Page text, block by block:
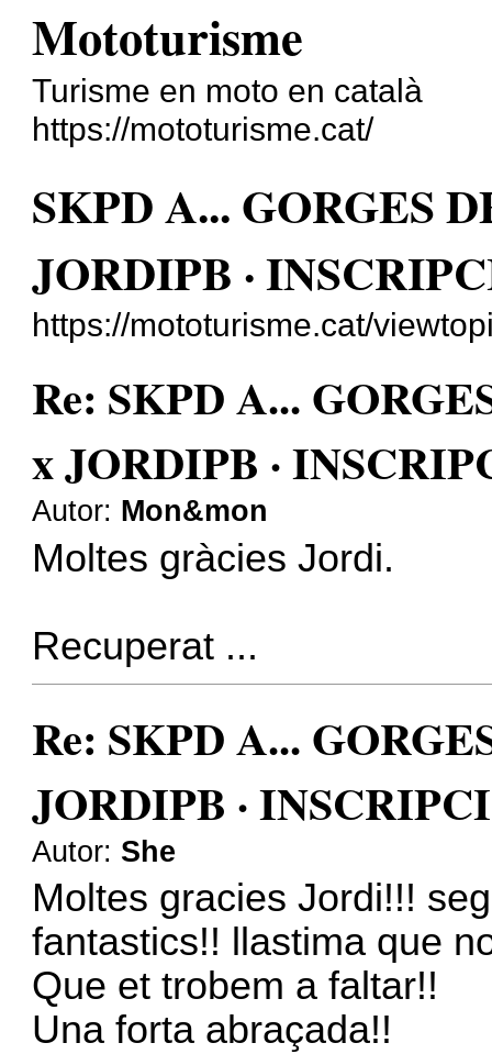
Mototurisme
Turisme en moto en català
https://mototurisme.cat/
SKPD A... GORGES
JORDIPB ·
https://mototurisme.cat/
Re: SKPD A...
x JORDIPB ·
Autor: Mon&mon
Moltes gràcies Jordi.
Recuperat ...
Re: SKPD A...
JORDIPB ·
Autor: She
Moltes gracies Jordi!!!
fantastics!! llastima que
Que et trobem a faltar!!
Una forta abraçada!!